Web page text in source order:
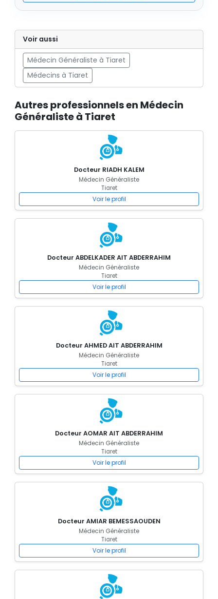
Voir aussi
Médecin Généraliste à Tiaret
Médecins à Tiaret
Autres professionnels en Médecin
Généraliste à Tiaret
Docteur RIADH KALEM
Médecin Généraliste
Tiaret
Voir le profil
Docteur ABDELKADER AIT ABDERRAHIM
Médecin Généraliste
Tiaret
Voir le profil
Docteur AHMED AIT ABDERRAHIM
Médecin Généraliste
Tiaret
Voir le profil
Docteur AOMAR AIT ABDERRAHIM
Médecin Généraliste
Tiaret
Voir le profil
Docteur AMIAR BEMESSAOUDEN
Médecin Généraliste
Tiaret
Voir le profil